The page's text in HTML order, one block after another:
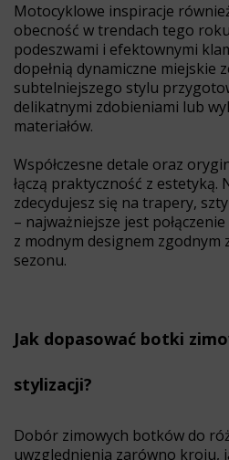
Motocyklowe inspiracje
obecność w trendach tego
podeszwami i efektownymi
dopełnią dynamiczne miejskie
subtelniejszego stylu
delikatnymi zdobieniami lub
materiałów.
Współczesne detale oraz
łączą praktyczność z estetyką.
zdecydujesz się na trapery,
– najważniejsze jest
z modnym designem
sezonu.
Jak dopasować botki
stylizacji?
Dobór zimowych botków do
uwzględnienia zarówno kroju,